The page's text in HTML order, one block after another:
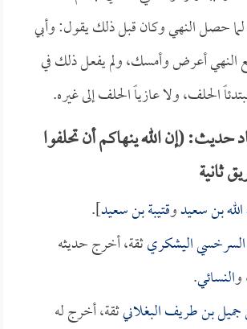
حصل النهي وكان قبل ذلك يقول: وأبي
النهي أعرض وأمسك، ولم يفعل ذلك في
الحلف، ولا عازياً الحلف إلى غيره.
حديث: (إن الله ينهاكم أن تحلفوا
ثانية
بن سعيدوقتيبة بن سعيد].
السرخسي اليشكريثقة، أخرج حديثه
والنسائي.
جميل بن طريف البغلانيثقة، أخرج له